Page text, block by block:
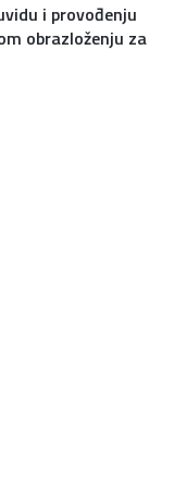
i provođenju
obrazloženju za